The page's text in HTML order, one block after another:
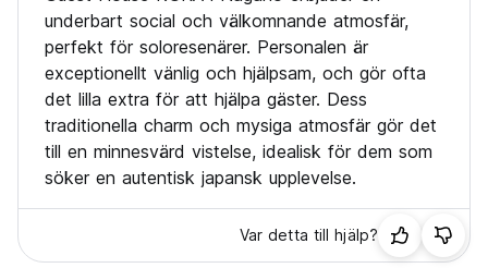
Finns även kaffe, espresso, ingefärste med mera.
-Rum-
Vi har 3 typer av rum, privata rum, sovsalar för män och
sovsalar för kvinnor.
Alla rum är japanska tatamirum med en intim atmosfär.
Privat rum (2 personer)
Sovsal för män (max 5 personer)
Sovsal för kvinnor (max 4 personer)
underbart social och välkomnande atmosfär,
perfekt för soloresenärer. Personalen är
exceptionellt vänlig och hjälpsam, och gör ofta
det lilla extra för att hjälpa gäster. Dess
traditionella charm och mysiga atmosfär gör det
till en minnesvärd vistelse, idealisk för dem som
söker en autentisk japansk upplevelse.
Var detta till hjälp?